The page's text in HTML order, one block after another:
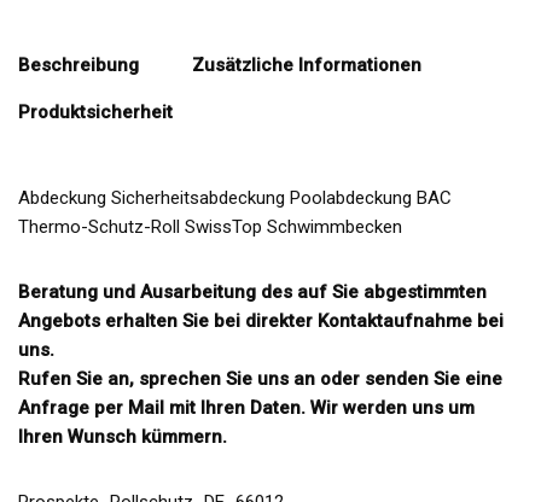
Beschreibung Zusätzliche Informationen
Produktsicherheit
Abdeckung Sicherheitsabdeckung Poolabdeckung BAC
Thermo-Schutz-Roll SwissTop Schwimmbecken
Beratung und Ausarbeitung des auf Sie abgestimmten
Angebots erhalten Sie bei direkter Kontaktaufnahme bei
uns.
Rufen Sie an, sprechen Sie uns an oder senden Sie eine
Anfrage per Mail mit Ihren Daten. Wir werden uns um
Ihren Wunsch kümmern.